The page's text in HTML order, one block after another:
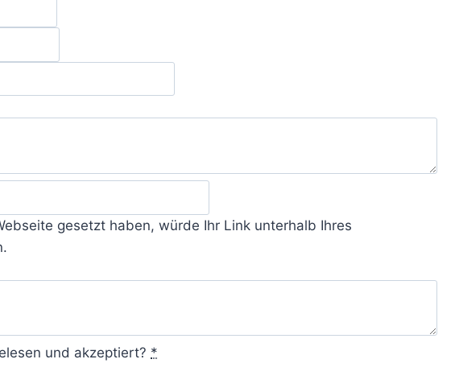
gesetzt haben, würde Ihr Link unterhalb Ihres
und akzeptiert? *